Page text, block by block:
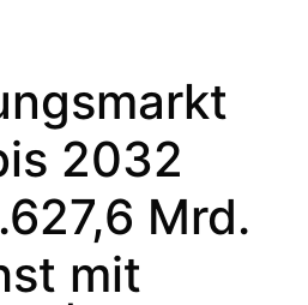
2032
Mrd.
mit